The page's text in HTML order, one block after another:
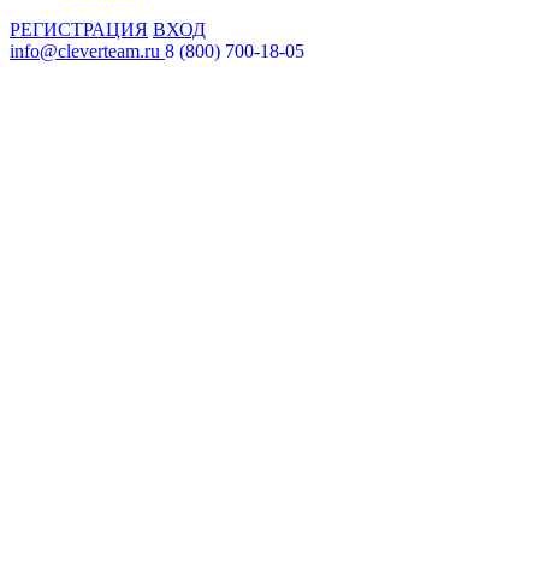
РЕГИСТРАЦИЯ ВХОД
info@cleverteam.ru 8 (800) 700-18-05